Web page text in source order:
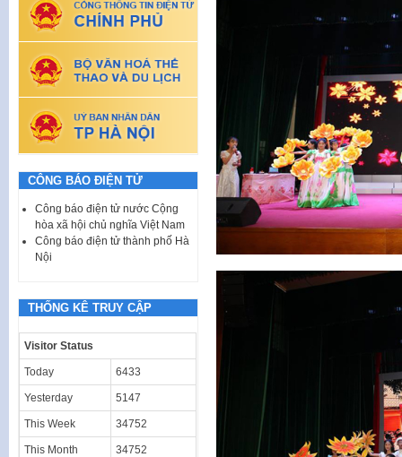
CÔNG BÁO ĐIỆN TỬ
Công báo điện tử nước Cộng
hòa xã hội chủ nghĩa Việt Nam
Công báo điện tử thành phố Hà
Nội
THỐNG KÊ TRUY CẬP
Visitor Status
Today 6433
Yesterday 5147
This Week 34752
This Month 34752